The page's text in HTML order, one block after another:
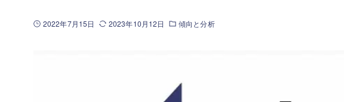
2022年7月15日 2023年10月12日 傾向と分析